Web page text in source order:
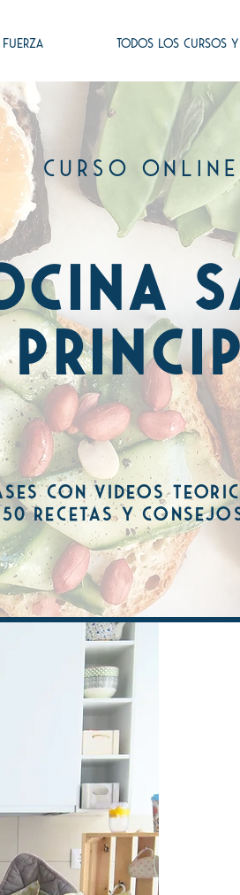
FUERZA TODOS LOS CURSOS
curso online
con vIdeos
recetas y